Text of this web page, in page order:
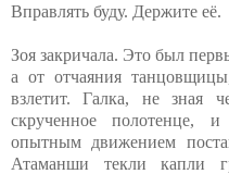
Вправлять буду. Держите её.
Зоя закричала. Это был
а от отчаяния
взлетит. Галка, не зная
скрученное полотенце,
опытным движением
Атаманши текли капли